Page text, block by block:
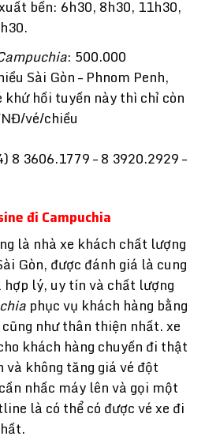
bến: 6h30, 8h30, 11h30,
: 500.000
Sài Gòn – Phnom Penh,
khứ hồi tuyến này thì chỉ còn
vé/chiều
8 3606.1779 – 8 3920.2929 –
đi Campuchia
là nhà xe khách chất lượng
Gòn, được đánh giá là cung
hợp lý, uy tín và chất lượng
phục vụ khách hàng bằng
như thân thiện nhất. xe
khách hàng chuyến đi thật
và không tăng giá vé đột
nhấc máy lên và gọi một
là có thể có được vé xe đi